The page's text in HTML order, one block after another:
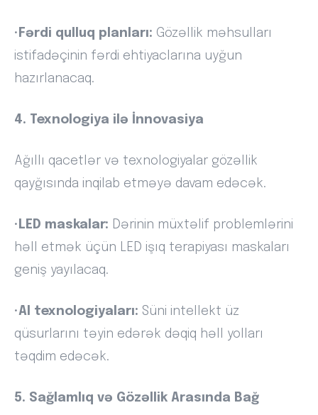
• Fərdi qulluq planları: Gözəllik məhsulları
istifadəçinin fərdi ehtiyaclarına uyğun
hazırlanacaq.
4. Texnologiya ilə İnnovasiya
Ağıllı qacetlər və texnologiyalar gözəllik
qayğısında inqilab etməyə davam edəcək.
• LED maskalar: Dərinin müxtəlif problemlərini
həll etmək üçün LED işıq terapiyası maskaları
geniş yayılacaq.
•AI texnologiyaları: Süni intellekt üz
qüsurlarını təyin edərək dəqiq həll yolları
təqdim edəcək.
5. Sağlamlıq və Gözəllik Arasında Bağ